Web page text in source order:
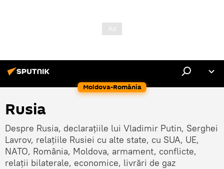
Moldova-România
Rusia
Despre Rusia, declarațiile lui Vladimir Putin, Serghei
Lavrov, relațiile Rusiei cu alte state, cu SUA, UE,
NATO, România, Moldova, armament, conflicte,
relații bilaterale, economice, livrări de gaz